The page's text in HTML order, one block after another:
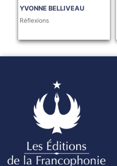
YVONNE BELLIVEAU
Réflexions